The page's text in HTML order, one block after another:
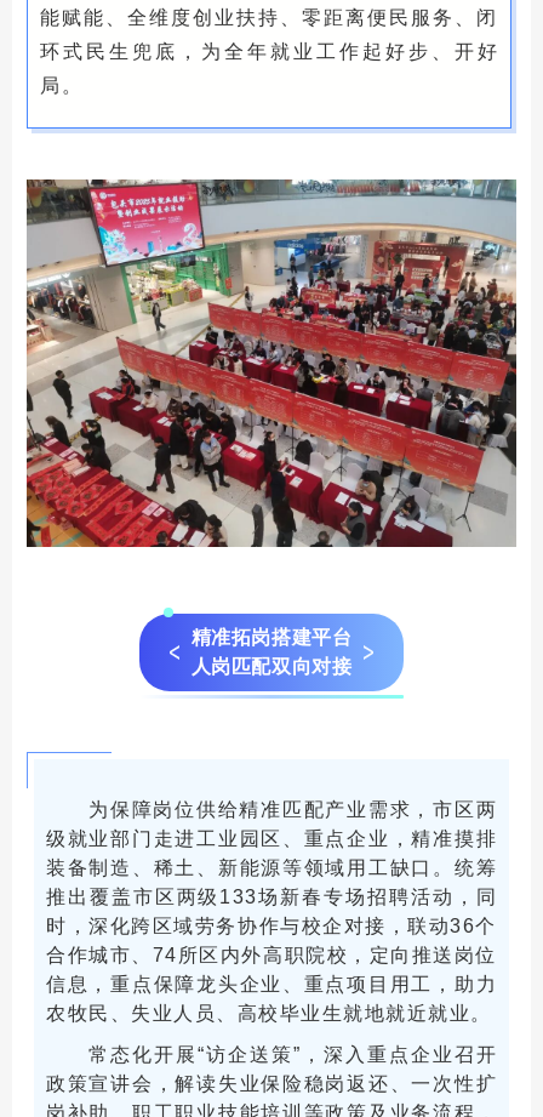
能赋能、全维度创业扶持、零距离便民服务、闭
环式民生兜底，为全年就业工作起好步、开好
局。
精准拓岗搭建平台
人岗匹配双向对接
为保障岗位供给精准匹配产业需求，市区两
级就业部门走进工业园区、重点企业，精准摸排
装备制造、稀土、新能源等领域用工缺口。统筹
推出覆盖市区两级133场新春专场招聘活动，同
时，深化跨区域劳务协作与校企对接，联动36个
合作城市、74所区内外高职院校，定向推送岗位
信息，重点保障龙头企业、重点项目用工，助力
农牧民、失业人员、高校毕业生就地就近就业。
常态化开展“访企送策”，深入重点企业召开
政策宣讲会，解读失业保险稳岗返还、一次性扩